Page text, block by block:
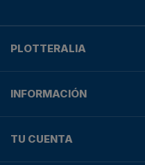
PLOTTERALIA
INFORMACIÓN
TU CUENTA